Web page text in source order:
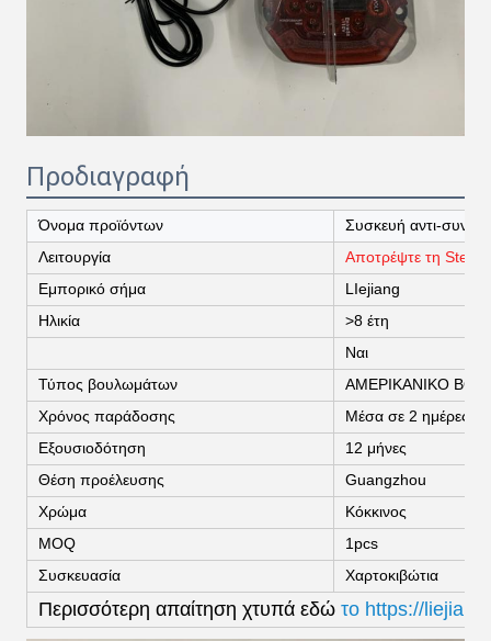
Προδιαγραφή
Όνομα προϊόντων
Συσκευή αντι-
Λειτουργία
Αποτρέψτε τη
Εμπορικό σήμα
LIejiang
Ηλικία
>8 έτη
Ναι
Τύπος βουλωμάτων
ΑΜΕΡΙΚΑΝΙΚΟ
Χρόνος παράδοσης
Μέσα σε 2 ημέρες
Εξουσιοδότηση
12 μήνες
Θέση προέλευσης
Guangzhou
Χρώμα
Κόκκινος
MOQ
1pcs
Συσκευασία
Χαρτοκιβώτια
Περισσότερη απαίτηση χτυπά εδώ το https://